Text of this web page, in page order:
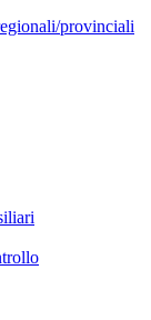
provinciali